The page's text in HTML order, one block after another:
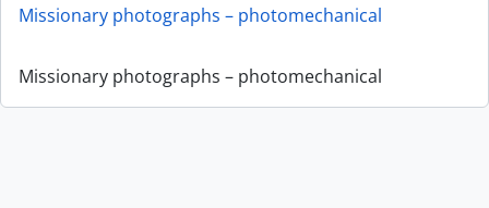
Missionary photographs – photomechanical
Missionary photographs – photomechanical